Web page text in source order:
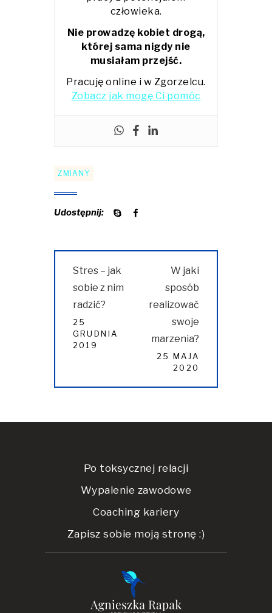
człowieka.
Nie prowadzę kobiet drogą,
której sama nigdy nie
musiałam przejść.
Pracuję online i w Zgorzelcu.
Zobacz jak mogę Ci pomóc
ZMIANY
Udostępnij:
wpisu
Previous
Stres – jak
sobie z nim
radzić?
25
GRUDNIA
2019
W jaki
sposób
realizować
swoje
marzenia?
25 MAJA
2020
Po toksycznej relacji
Wypalenie zawodowe
Coaching kariery
Zapisz sobie moją stronę :)